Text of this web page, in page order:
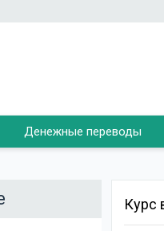
Денежные переводы
Курс